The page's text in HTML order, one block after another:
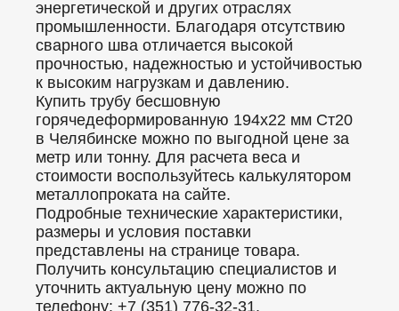
энергетической и других отраслях
промышленности. Благодаря отсутствию
сварного шва отличается высокой
прочностью, надежностью и устойчивостью
к высоким нагрузкам и давлению.
Купить трубу бесшовную
горячедеформированную 194x22 мм Ст20
в Челябинске можно по выгодной цене за
метр или тонну. Для расчета веса и
стоимости воспользуйтесь калькулятором
металлопроката на сайте.
Подробные технические характеристики,
размеры и условия поставки
представлены на странице товара.
Получить консультацию специалистов и
уточнить актуальную цену можно по
телефону: +7 (351) 776-32-31.